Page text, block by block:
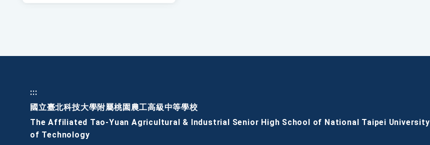
:::
國立臺北科技大學附屬桃園農工高級中等學校
The Affiliated Tao-Yuan Agricultural & Industrial Senior High School of National Taipei University
of Technology